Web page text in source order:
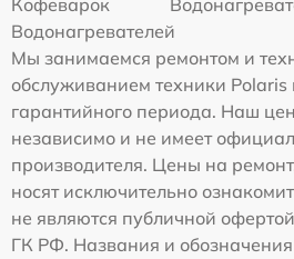
Кофеварок
Водонагревателей
Мы занимаемся ремонтом и
обслуживанием техники Polaris
гарантийного периода. Наш
независимо и не имеет
производителя. Цены на
носят исключительно
не являются публичной
ГК РФ. Названия и